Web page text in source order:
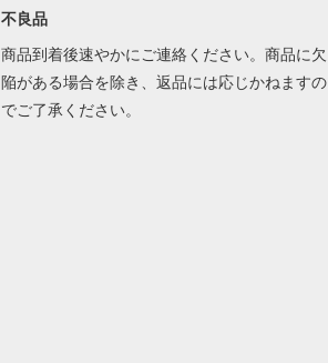
不良品
商品到着後速やかにご連絡ください。商品に欠
陥がある場合を除き、返品には応じかねますの
でご了承ください。